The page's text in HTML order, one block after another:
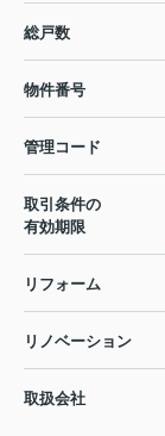
総戸数
物件番号
管理コード
取引条件の
有効期限
リフォーム
リノベーション
取扱会社